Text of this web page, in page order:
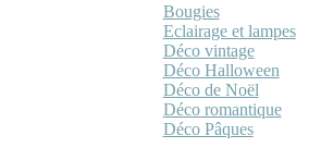
Bougies
Eclairage et lampes
Déco vintage
Déco Halloween
Déco de Noël
Déco romantique
Déco Pâques